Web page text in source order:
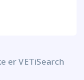
er VETiSearch